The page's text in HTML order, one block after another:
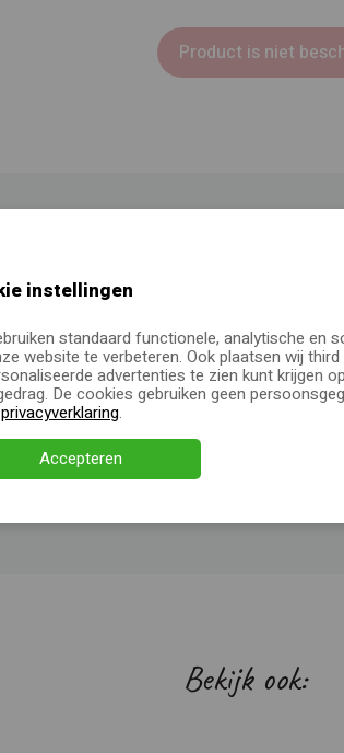
Product is niet
, ben je op zoek
laten personaliseren?
aan of neem
Bekijk ook:
instellingen
standaard functionele, analytische en
website te verbeteren. Ook plaatsen wij
advertenties te zien kunt krijgen
De cookies gebruiken geen
privacyverklaring.
Accepteren